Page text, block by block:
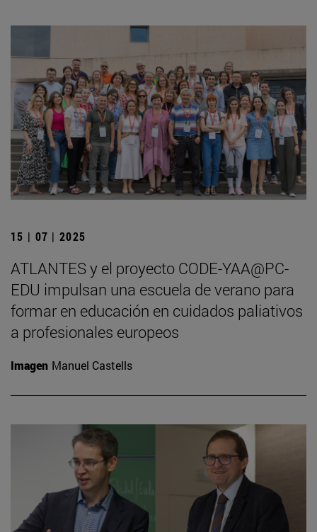
15 | 07 | 2025
ATLANTES y el proyecto CODE-YAA@PC-
EDU impulsan una escuela de verano para
formar en educación en cuidados paliativos
a profesionales europeos
Imagen Manuel Castells